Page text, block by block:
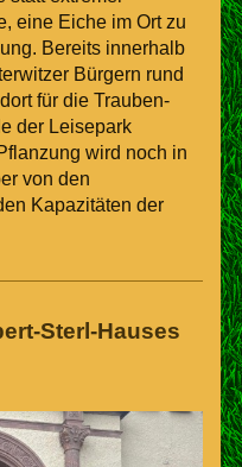
eine Eiche im Ort zu
Bereits innerhalb
Bürgern rund
für die Trauben-
der Leisepark
wird noch in
von den
Kapazitäten der
Sterl-Hauses